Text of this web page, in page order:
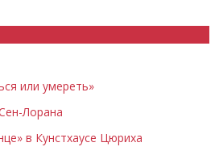
или умереть»
Лорана
в Кунстхаусе Цюриха